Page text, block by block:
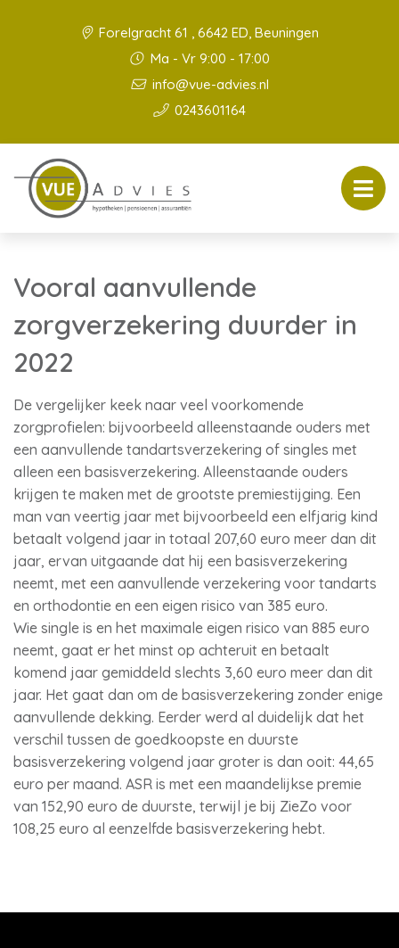
Forelgracht 61 , 6642 ED, Beuningen
Ma - Vr 9:00 - 17:00
info@vue-advies.nl
0243601164
Vooral aanvullende
zorgverzekering duurder in
2022
De vergelijker keek naar veel voorkomende
zorgprofielen: bijvoorbeeld alleenstaande ouders met
een aanvullende tandartsverzekering of singles met
alleen een basisverzekering. Alleenstaande ouders
krijgen te maken met de grootste premiestijging. Een
man van veertig jaar met bijvoorbeeld een elfjarig kind
betaalt volgend jaar in totaal 207,60 euro meer dan dit
jaar, ervan uitgaande dat hij een basisverzekering
neemt, met een aanvullende verzekering voor tandarts
en orthodontie en een eigen risico van 385 euro.
Wie single is en het maximale eigen risico van 885 euro
neemt, gaat er het minst op achteruit en betaalt
komend jaar gemiddeld slechts 3,60 euro meer dan dit
jaar. Het gaat dan om de basisverzekering zonder enige
aanvullende dekking. Eerder werd al duidelijk dat het
verschil tussen de goedkoopste en duurste
basisverzekering volgend jaar groter is dan ooit: 44,65
euro per maand. ASR is met een maandelijkse premie
van 152,90 euro de duurste, terwijl je bij ZieZo voor
108,25 euro al eenzelfde basisverzekering hebt.